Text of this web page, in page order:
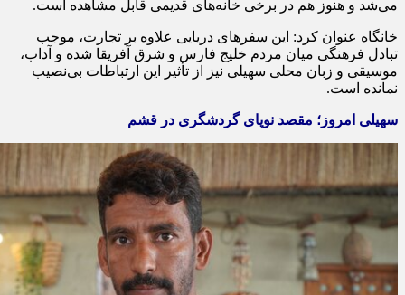
می‌شد و هنوز هم در برخی خانه‌های قدیمی قابل مشاهده است.
خانگاه عنوان کرد: این سفرهای دریایی علاوه بر تجارت، موجب
تبادل فرهنگی میان مردم خلیج فارس و شرق آفریقا شده و آداب،
موسیقی و زبان محلی سهیلی نیز از تأثیر این ارتباطات بی‌نصیب
نمانده است.
سهیلی امروز؛ مقصد نوپای گردشگری در قشم